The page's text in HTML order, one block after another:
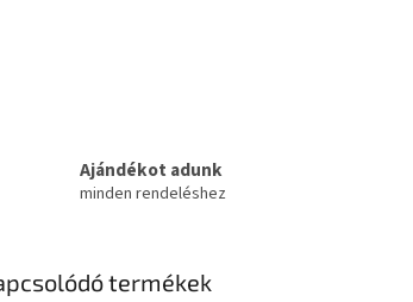
Ajándékot adunk
minden rendeléshez
termékek